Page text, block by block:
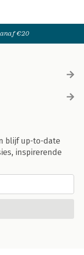
€20
blijf up-to-date
inspirerende